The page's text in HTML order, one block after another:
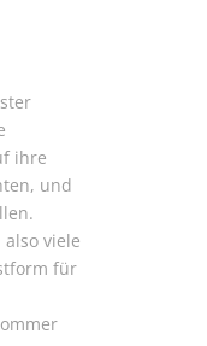
ihre
und
viele
für